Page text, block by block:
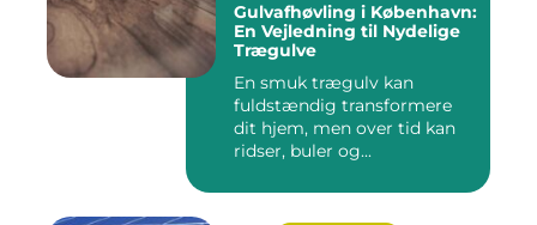
Gulvafhøvling i København:
En Vejledning til Nydelige
Trægulve
En smuk trægulv kan
fuldstændig transformere
dit hjem, men over tid kan
ridser, buler og...